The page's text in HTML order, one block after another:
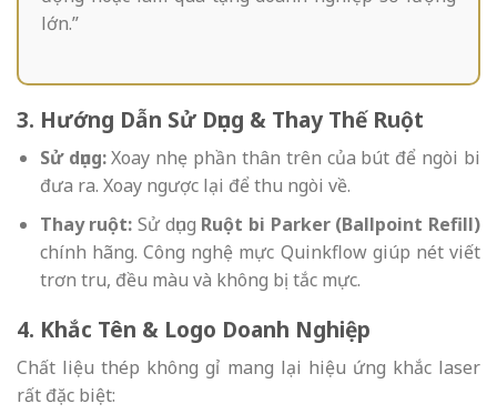
lớn.”
3. Hướng Dẫn Sử Dụng & Thay Thế Ruột
Sử dụng:Xoay nhẹ phần thân trên của bút để ngòi bi
đưa ra. Xoay ngược lại để thu ngòi về.
Thay ruột: Sử dụng Ruột bi Parker (Ballpoint Refill)
chính hãng. Công nghệ mực Quinkflow giúp nét viết
trơn tru, đều màu và không bị tắc mực.
4. Khắc Tên & Logo Doanh Nghiệp
Chất liệu thép không gỉ mang lại hiệu ứng khắc laser
rất đặc biệt: